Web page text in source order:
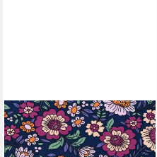
SCHÖNER LEBEN.
Stoff Jerseystoff Meterware
FLOWERS Blumen Blätter